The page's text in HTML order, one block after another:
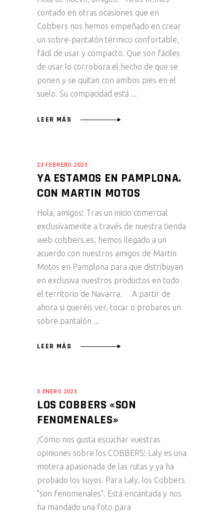
contado en otras ocasiones que en
Cobbers nos hemos empeñado en crear
un sobre-pantalón térmico confortable,
fácil de usar y compacto. Que son fáciles
de usar lo corrobora el hecho de que se
ponen y se quitan con ambos pies en el
suelo. Su compacidad está
LEER MÁS
23 FEBRERO 2023
YA ESTAMOS EN PAMPLONA.
CON MARTIN MOTOS
Hola, amigos! Tras un inicio comercial
exclusivamente a través de nuestra tienda
web cobbers.es, hemos llegado a un
acuerdo con nuestros amigos de Martin
Motos en Pamplona para que distribuyan
en exclusiva nuestros productos en todo
el territorio de Navarra. A partir de
ahora si queréis ver, tocar o probaros un
sobre pantalón
LEER MÁS
3 ENERO 2023
LOS COBBERS «SON
FENOMENALES»
¡Cómo nos gusta escuchar vuestras
opiniones sobre los COBBERS! Laly es una
motera apasionada de las rutas y ya ha
probado los suyos. Para Laly, los Cobbers
"son fenomenales". Está encantada y nos
ha mandado una foto para